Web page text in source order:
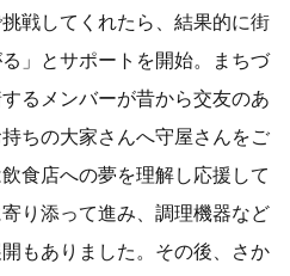
戦してくれたら、結果的に街
」とサポートを開始。まちづ
るメンバーが昔から交友のあ
ちの大家さんへ守屋さんをご
食店への夢を理解し応援して
り添って進み、調理機器など
もありました。その後、さか